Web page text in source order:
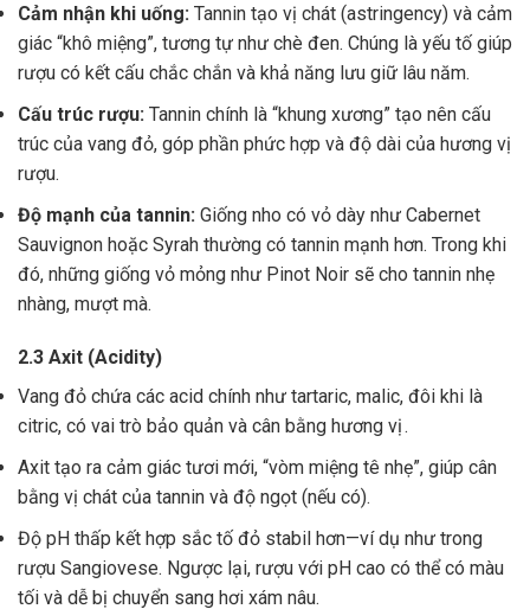
Cảm nhận khi uống: Tannin tạo vị chát (astringency) và cảm
giác “khô miệng”, tương tự như chè đen. Chúng là yếu tố giúp
rượu có kết cấu chắc chắn và khả năng lưu giữ lâu năm.
Cấu trúc rượu: Tannin chính là “khung xương” tạo nên cấu
trúc của vang đỏ, góp phần phức hợp và độ dài của hương vị
rượu.
Độ mạnh của tannin: Giống nho có vỏ dày như Cabernet
Sauvignon hoặc Syrah thường có tannin mạnh hơn. Trong khi
đó, những giống vỏ mỏng như Pinot Noir sẽ cho tannin nhẹ
nhàng, mượt mà.
2.3 Axit (Acidity)
Vang đỏ chứa các acid chính như tartaric, malic, đôi khi là
citric, có vai trò bảo quản và cân bằng hương vị .
Axit tạo ra cảm giác tươi mới, “vòm miệng tê nhẹ”, giúp cân
bằng vị chát của tannin và độ ngọt (nếu có).
Độ pH thấp kết hợp sắc tố đỏ stabil hơn—ví dụ như trong
rượu Sangiovese. Ngược lại, rượu với pH cao có thể có màu
tối và dễ bị chuyển sang hơi xám nâu.